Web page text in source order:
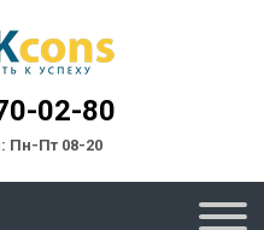
02-80
Пн-Пт 08-20